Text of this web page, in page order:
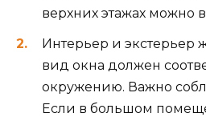
верхних этажах можно
Интерьер и
вид окна должен
окружению. Важно
Если в большом